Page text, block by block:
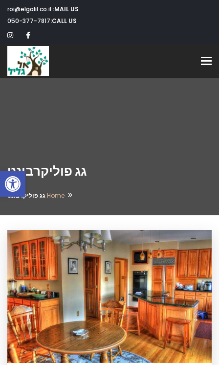
MAIL US:
CALL US:
050-377-7817
Toggle navigation
גג פוליקרבונט
Home גג פוליקרבונט